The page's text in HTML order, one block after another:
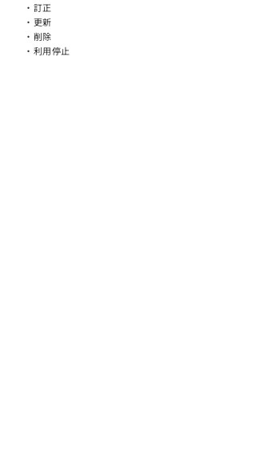
・訂正
・更新
・削除
・利用停止